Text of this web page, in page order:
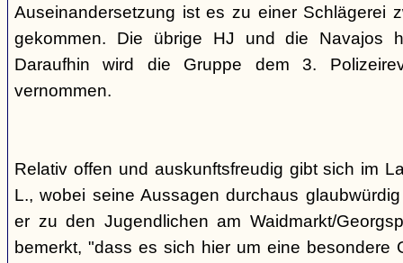
Auseinandersetzung ist es zu einer Schlägerei
gekommen. Die übrige HJ und die Navajos
Daraufhin wird die Gruppe dem 3.
vernommen.
Relativ offen und auskunftsfreudig gibt sich im
L., wobei seine Aussagen durchaus
er zu den Jugendlichen am Waidmarkt/
bemerkt, "dass es sich hier um eine besondere